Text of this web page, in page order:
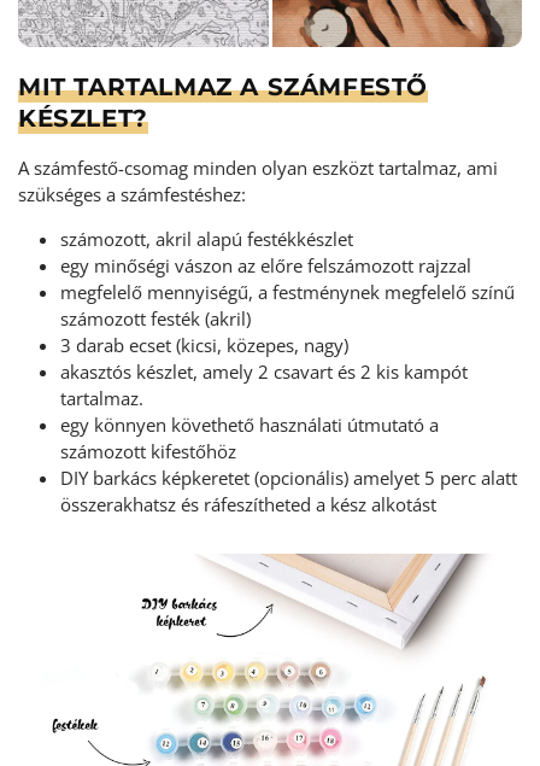
MIT TARTALMAZ A SZÁMFESTŐ
KÉSZLET?
A számfestő-csomag minden olyan eszközt tartalmaz, ami
szükséges a számfestéshez:
számozott, akril alapú festékkészlet
egy minőségi vászon az előre felszámozott rajzzal
megfelelő mennyiségű, a festménynek megfelelő színű
számozott festék (akril)
3 darab ecset (kicsi, közepes, nagy)
akasztós készlet, amely 2 csavart és 2 kis kampót
tartalmaz.
egy könnyen követhető használati útmutató a
számozott kifestőhöz
DIY barkács képkeretet (opcionális) amelyet 5 perc alatt
összerakhatsz és ráfeszítheted a kész alkotást